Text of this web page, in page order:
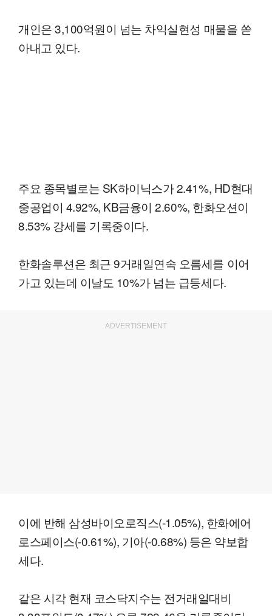
개인은 3,100억원이 넘는 차익실현성 매물을 쏟
아내고 있다.
주요 종목별로는 SK하이닉스가 2.41%, HD현대
중공업이 4.92%, KB금융이 2.60%, 한화오션이
8.53% 강세를 기록중이다.
한화솔루션은 최근 9거래일연속 오름세를 이어
가고 있는데 이날도 10%가 넘는 급등세다.
ADVERTISEMENT
이에 반해 삼성바이오로직스(-1.05%), 한화에어
로스페이스(-0.61%), 기아(-0.68%) 등은 약보합
세다.
같은 시각 현재 코스닥지수는 전거래일대비